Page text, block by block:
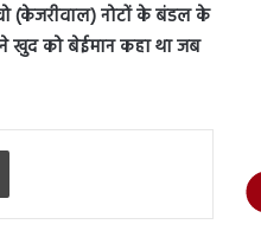
(केजरीवाल) नोटों के बंडल के
खुद को बेईमान कहा था जब
Print